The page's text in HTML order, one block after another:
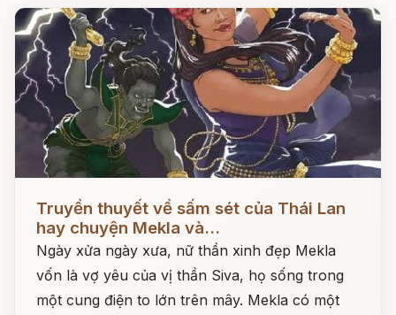
Đọc ngay
Truyền thuyết về sấm sét của Thái Lan
hay chuyện Mekla và...
Ngày xửa ngày xưa, nữ thần xinh đẹp Mekla
vốn là vợ yêu của vị thần Siva, họ sống trong
một cung điện to lớn trên mây. Mekla có một